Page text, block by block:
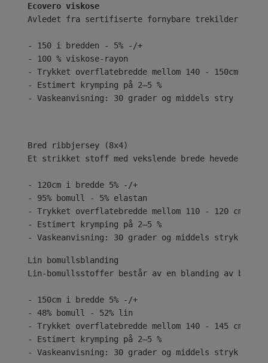
Ecovero viskose
Avledet fra sertifiserte fornybare trekilder ved
- 150 i bredden - 5% -/+
- 100 % viskose-rayon
- Trykket overflatebredde mellom 140 - 150cm
- Estimert krymping på 2–5 %
- Vaskeanvisning: 30 grader og middels stry
Bred ribbjersey (8x4)
Et strikket stoff med vekslende brede hevede og
- 120cm i bredde 5% -/+
- 95% bomull - 5% elastan
- Trykket overflatebredde mellom 110 - 120 cm
- Estimert krymping på 2–5 %
- Vaskeanvisning: 30 grader og middels stryk
Lin-bomullsstoffer består av en blanding av
- 150cm i bredde 5% -/+
- 48% bomull - 52% lin
- Trykket overflatebredde mellom 140 - 145 cm
- Estimert krymping på 2–5 %
- Vaskeanvisning: 30 grader og middels stryk